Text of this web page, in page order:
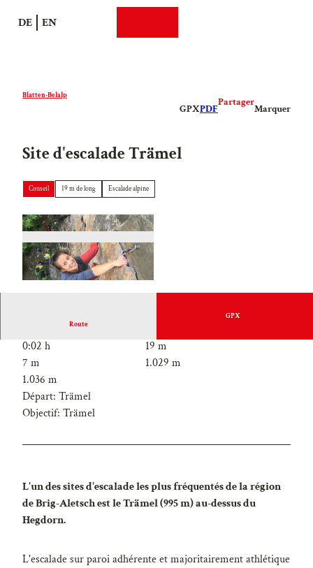
DE EN
Blatten-Belalp
GPXPDF
Partager
Marquer
Site d'escalade Trämel
Conseil 19 m de long Escalade alpine
Route
GPX
0:02 h
19 m
7 m
1.029 m
1.036 m
Départ: Trämel
Objectif: Trämel
L'un des sites d'escalade les plus fréquentés de la région
de Brig-Aletsch est le Trämel (995 m) au-dessus du
Hegdorn.
L'escalade sur paroi adhérente et majoritairement athlétique